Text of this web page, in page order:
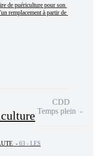
de puériculture pour son
remplacement à partir de
- 63 - LES
CDD
Temps plein